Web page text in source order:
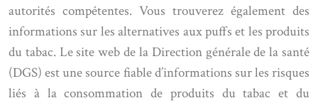
autorités compétentes. Vous trouverez également des
informations sur les alternatives aux puffs et les produits
du tabac. Le site web de la Direction générale de la santé
(DGS) est une source fiable d’informations sur les risques
liés à la consommation de produits du tabac et du